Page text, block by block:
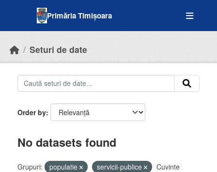
Primăria Timișoara
Seturi de date
Order by
No datasets found
Grupuri: populatie servicii-publice
Cuvinte